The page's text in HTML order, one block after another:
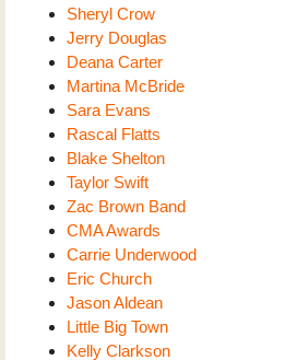
Sheryl Crow
Jerry Douglas
Deana Carter
Martina McBride
Sara Evans
Rascal Flatts
Blake Shelton
Taylor Swift
Zac Brown Band
CMA Awards
Carrie Underwood
Eric Church
Jason Aldean
Little Big Town
Kelly Clarkson